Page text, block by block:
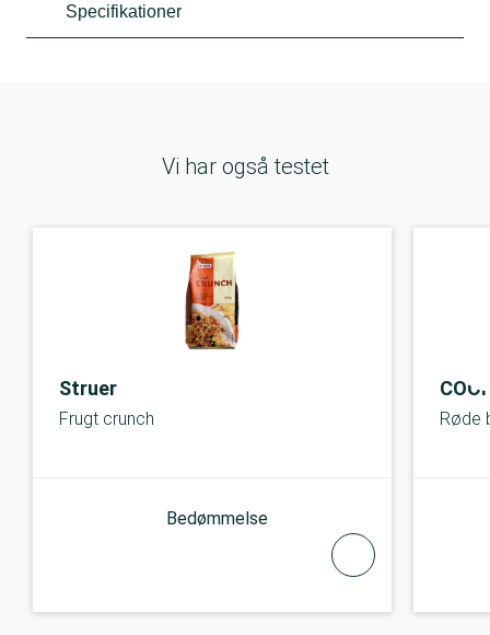
Specifikationer
Vi har også testet
Struer
Frugt crunch
Bedømmelse
Røde